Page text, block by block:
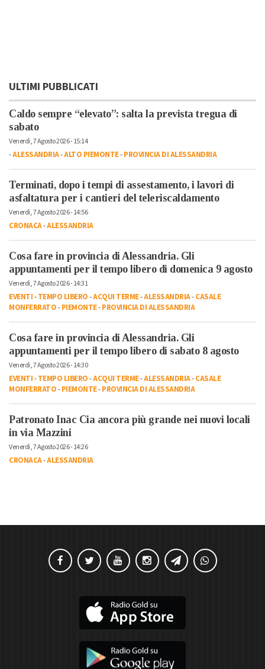
ULTIMI PUBBLICATI
Caldo sempre “elevato”: salta la prevista tregua di
sabato
Venerdì, 7 Agosto 2026 - 15:14
-ALESSANDRIA-ALTO PIEMONTE-PROVINCIA DI ALESSANDRIA
Terminati, dopo i tempi di assestamento, i lavori di
asfaltatura per i cantieri del teleriscaldamento
Venerdì, 7 Agosto 2026 - 14:56
CRONACA-ALESSANDRIA
Cosa fare in provincia di Alessandria. Gli
appuntamenti per il tempo libero di domenica 9 agosto
Venerdì, 7 Agosto 2026 - 14:31
EVENTI-TEMPO LIBERO-ACQUI TERME-ALESSANDRIA-CASALE
MONFERRATO-PIEMONTE-PROVINCIA DI ALESSANDRIA
Cosa fare in provincia di Alessandria. Gli
appuntamenti per il tempo libero di sabato 8 agosto
Venerdì, 7 Agosto 2026 - 14:30
EVENTI-TEMPO LIBERO-ACQUI TERME-ALESSANDRIA-CASALE
MONFERRATO-PIEMONTE-PROVINCIA DI ALESSANDRIA
Patronato Inac Cia ancora più grande nei nuovi locali
in via Mazzini
Venerdì, 7 Agosto 2026 - 14:26
CRONACA-ALESSANDRIA